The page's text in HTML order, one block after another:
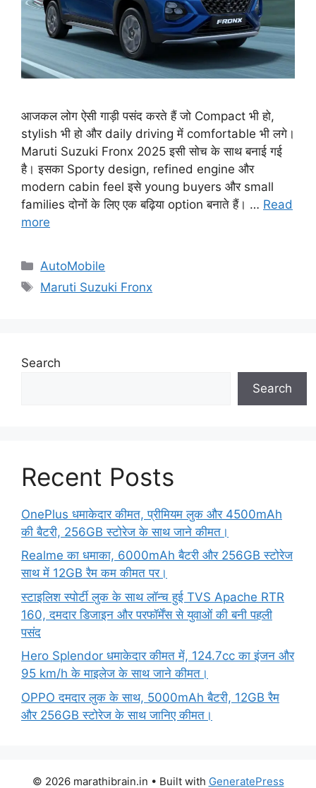
आजकल लोग ऐसी गाड़ी पसंद करते हैं जो Compact भी हो,
stylish भी हो और daily driving में comfortable भी लगे।
Maruti Suzuki Fronx 2025 इसी सोच के साथ बनाई गई
है। इसका Sporty design, refined engine और
modern cabin feel इसे young buyers और small
families दोनों के लिए एक बढ़िया option बनाते हैं। … Read
more
Categories
AutoMobile
Tags
Maruti Suzuki Fronx
Search
Search
Recent Posts
OnePlus धमाकेदार कीमत, प्रीमियम लुक और 4500mAh
की बैटरी, 256GB स्टोरेज के साथ जाने कीमत।
Realme का धमाका, 6000mAh बैटरी और 256GB स्टोरेज
साथ में 12GB रैम कम कीमत पर।
स्टाइलिश स्पोर्टी लुक के साथ लॉन्च हुई TVS Apache RTR
160, दमदार डिजाइन और परफॉर्मेंस से युवाओं की बनी पहली
पसंद
Hero Splendor धमाकेदार कीमत में, 124.7cc का इंजन और
95 km/h के माइलेज के साथ जाने कीमत।
OPPO दमदार लुक के साथ, 5000mAh बैटरी, 12GB रैम
और 256GB स्टोरेज के साथ जानिए कीमत।
© 2026 marathibrain.in • Built with GeneratePress